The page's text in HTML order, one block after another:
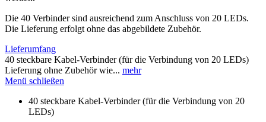
Die 40 Verbinder sind ausreichend zum Anschluss von 20 LEDs.
Die Lieferung erfolgt ohne das abgebildete Zubehör.
Lieferumfang
40 steckbare Kabel-Verbinder (für die Verbindung von 20 LEDs)
Lieferung ohne Zubehör wie... mehr
Menü schließen
40 steckbare Kabel-Verbinder (für die Verbindung von 20
LEDs)